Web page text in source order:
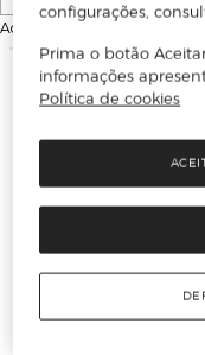
Ao continuar, aceitas as
configurações,
Prima o botão
informações
Política de cookies